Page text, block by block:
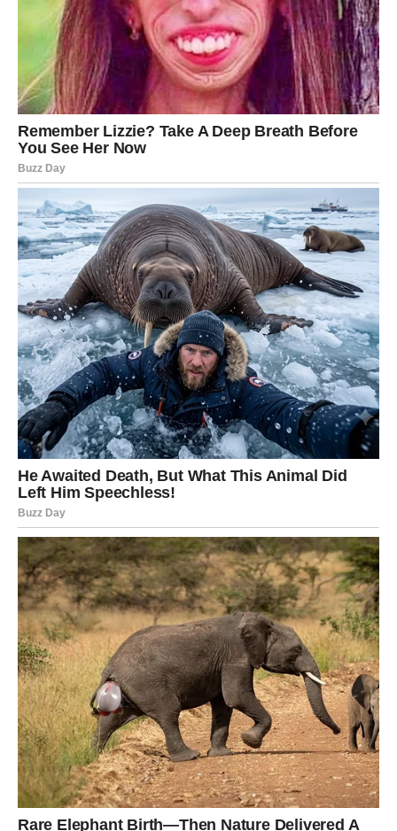
NAJVEĆA VREDNOST
I Rak i Ribe imaju jednu duboku zajedničku osobinu –
poštuju ljubav. Za njih ljubav nije igra, nije manipulacija i
nije sredstvo za popunjavanje praznine. Ljubav je
svetinja. Emocije su nešto sa čime se ne igra. Zato su oni
pažljivi sa tuđim srcima, čak i kada su njihova sopstvena
lomljena.
Njihova nežnost nije slabost, iako je mnogi tako pogrešno
doživljavaju. Nežnost je njihova hrabrost. U svetu gde je
lakše biti hladan nego otvoren, Rak i Ribe biraju da ostanu
topli. Biraju da veruju. Biraju da vole.
Oni pomeraju granice ljubavi tako što podsećaju druge da
je u redu biti ranjiv. Da je u redu osećati. Da je u redu
voleti duboko, iskreno i bez maski.
ZAŠTO IH LJUDI PAMTE CELOG
ŽIVOTA
Rak i Ribe ne prolaze kroz nečiji život neprimetno.
Njihova ljubav ostaje u sećanju. Njihova podrška ostaje u
srcu. Čak i kada odu, čak i kada se povuku, trag koji
ostave je neizbrisiv.
Ljudi se često sete Raka ili Riba tek kasnije – kada shvate
koliko je značilo imati nekoga ko ih je voleo bez uslova.
Ko ih je razumeo bez objašnjenja. Ko je bio tu bez pitanja.
Njihova vrednost se često shvati tek u tišini njihovog
odsustva.